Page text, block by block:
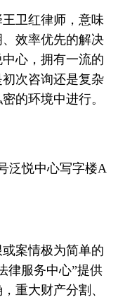
卫红律师，意味
效率优先的解决
心，拥有一流的
次咨询还是复杂
的环境中进行。
泛悦中心写字楼A
案情极为简单的
律服务中心”提供
重大财产分割、